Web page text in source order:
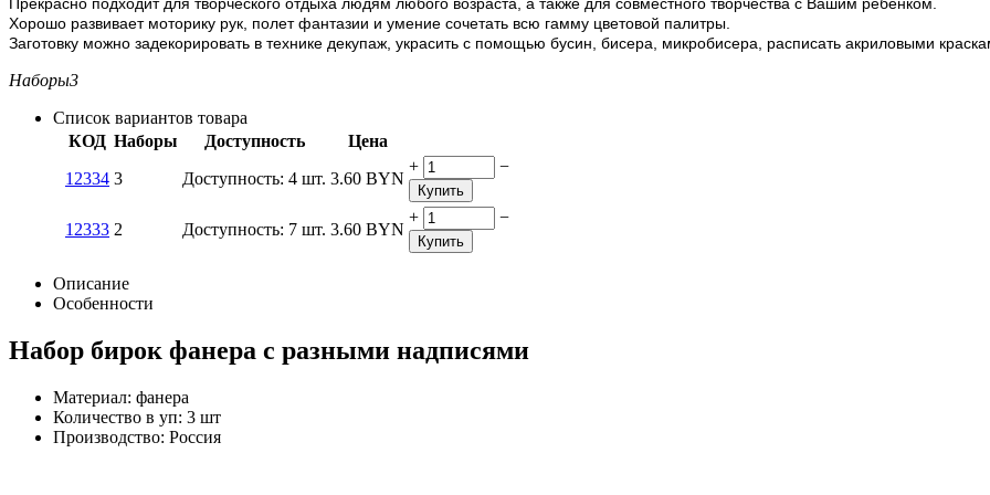
Хорошо развивает моторику рук, полет фантазии и умение сочетать всю гамму цветовой палитры.
Заготовку можно задекорировать в технике декупаж, украсить с помощью бусин, бисера, микробисера, расписать акриловыми
Наборы3
Список вариантов товара
КОД Наборы Доступность
Цена
12334 3 Доступность: 4 шт. 3.60 BYN
+ −
Купить
12333 2 Доступность: 7 шт. 3.60 BYN
+ −
Купить
Описание
Особенности
Набор бирок фанера с разными надписями
Материал: фанера
Количество в уп: 3 шт
Производство: Россия